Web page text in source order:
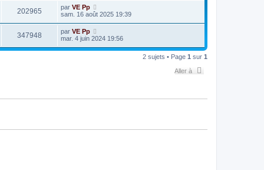
202965 par VE Pp
sam. 16 août 2025 19:39
347948 par VE Pp
mar. 4 juin 2024 19:56
2 sujets • Page 1 sur 1
Aller à